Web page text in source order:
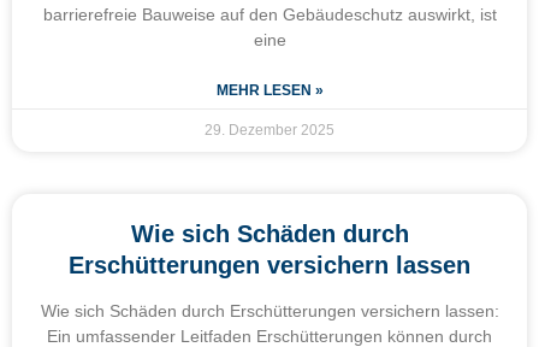
barrierefreie Bauweise auf den Gebäudeschutz auswirkt, ist
eine
MEHR LESEN »
29. Dezember 2025
Wie sich Schäden durch
Erschütterungen versichern lassen
Wie sich Schäden durch Erschütterungen versichern lassen:
Ein umfassender Leitfaden Erschütterungen können durch